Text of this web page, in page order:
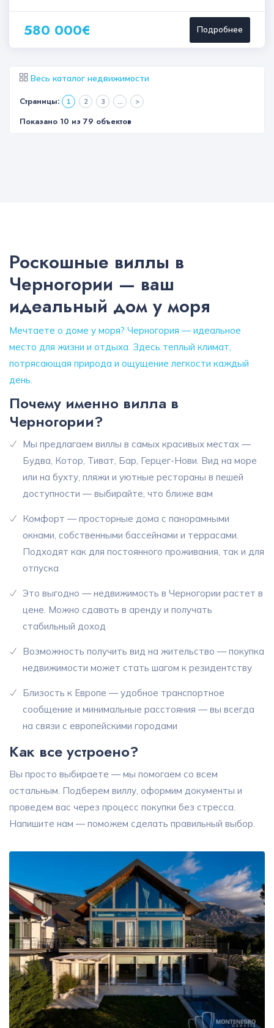
580 000€ Подробнее
Весь каталог недвижимости
Страницы: 1 2 3 ... >
Показано 10 из 79 объектов
Роскошные виллы в
Черногории — ваш
идеальный дом у моря
Мечтаете о доме у моря? Черногория — идеальное
место для жизни и отдыха. Здесь теплый климат,
потрясающая природа и ощущение легкости каждый
день.
Почему именно вилла в
Черногории?
Мы предлагаем виллы в самых красивых местах —
Будва, Котор, Тиват, Бар, Герцег-Нови. Вид на море
или на бухту, пляжи и уютные рестораны в пешей
доступности — выбирайте, что ближе вам
Комфорт — просторные дома с панорамными
окнами, собственными бассейнами и террасами.
Подходят как для постоянного проживания, так и для
отпуска
Это выгодно — недвижимость в Черногории растет в
цене. Можно сдавать в аренду и получать
стабильный доход
Возможность получить вид на жительство — покупка
недвижимости может стать шагом к резидентству
Близость к Европе — удобное транспортное
сообщение и минимальные расстояния — вы всегда
на связи с европейскими городами
Как все устроено?
Вы просто выбираете — мы помогаем со всем
остальным. Подберем виллу, оформим документы и
проведем вас через процесс покупки без стресса.
Напишите нам — поможем сделать правильный выбор.